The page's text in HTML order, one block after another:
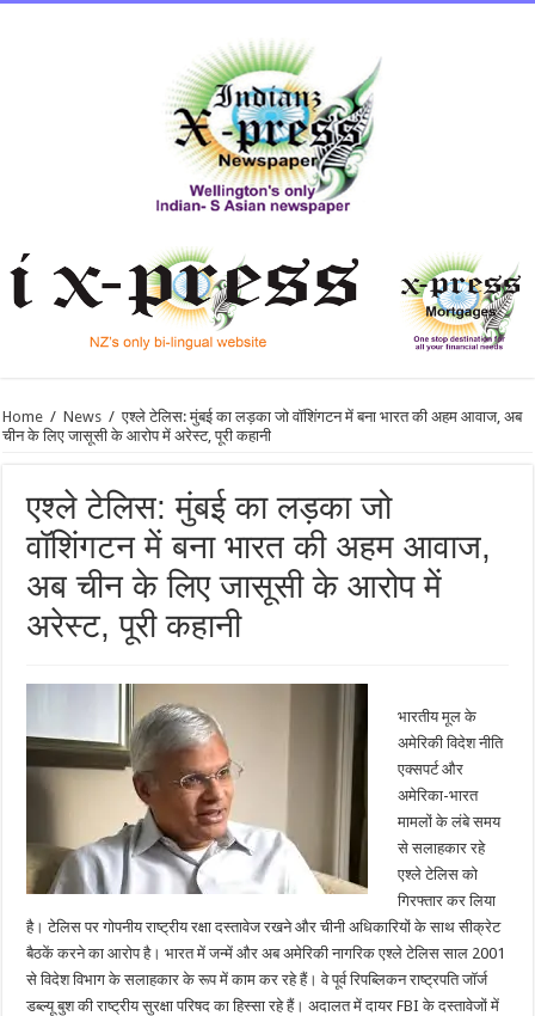
Home / News / एश्ले टेलिस: मुंबई का लड़का जो वॉशिंगटन में बना भारत की अहम आवाज, अब
चीन के लिए जासूसी के आरोप में अरेस्‍ट, पूरी कहानी
एश्ले टेलिस: मुंबई का लड़का जो
वॉशिंगटन में बना भारत की अहम आवाज,
अब चीन के लिए जासूसी के आरोप में
अरेस्‍ट, पूरी कहानी
भारतीय मूल के
अमेरिकी विदेश नीति
एक्सपर्ट और
अमेरिका-भारत
मामलों के लंबे समय
से सलाहकार रहे
एश्ले टेलिस को
गिरफ्तार कर लिया
है। टेलिस पर गोपनीय राष्ट्रीय रक्षा दस्तावेज रखने और चीनी अधिकारियों के साथ सीक्रेट
बैठकें करने का आरोप है। भारत में जन्में और अब अमेरिकी नागरिक एश्ले टेलिस साल 2001
से विदेश विभाग के सलाहकार के रूप में काम कर रहे हैं। वे पूर्व रिपब्लिकन राष्ट्रपति जॉर्ज
डब्ल्यू बुश की राष्ट्रीय सुरक्षा परिषद का हिस्सा रहे हैं। अदालत में दायर FBI के दस्तावेजों में